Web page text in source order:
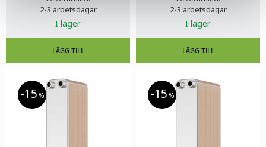
2-3 arbetsdagar
I lager
2-3 arbetsdagar
I lager
15 % 15 %